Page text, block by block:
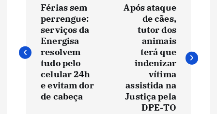
v
Férias sem
perrengue:
serviços da
Energisa
resolvem
tudo pelo
celular 24h
e evitam dor
de cabeça
Após ataque
de cães,
tutor dos
animais
terá que
indenizar
vítima
assistida na
Justiça pela
DPE-TO